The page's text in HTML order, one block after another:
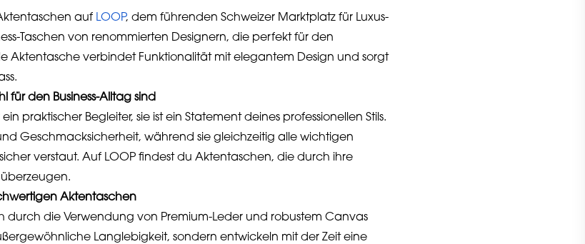
auf LOOP, dem führenden Schweizer Marktplatz für Luxus-
Taschen von renommierten Designern, die perfekt für den
Aktentasche verbindet Funktionalität mit elegantem Design und sorgt
für den Business-Alltag sind
praktischer Begleiter, sie ist ein Statement deines professionellen Stils.
Geschmacksicherheit, während sie gleichzeitig alle wichtigen
verstaut. Auf LOOP findest du Aktentaschen, die durch ihre
überzeugen.
Aktentaschen
durch die Verwendung von Premium-Leder und robustem Canvas
Langlebigkeit, sondern entwickeln mit der Zeit eine